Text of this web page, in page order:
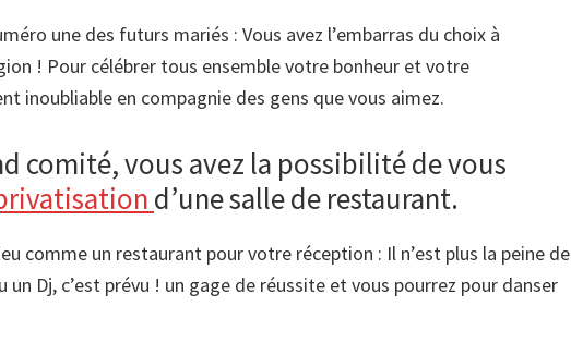
une des futurs mariés : Vous avez l’embarras du choix à
! Pour célébrer tous ensemble votre bonheur et votre
inoubliable en compagnie des gens que vous aimez.
comité, vous avez la possibilité de vous
d’une salle de restaurant.
comme un restaurant pour votre réception : Il n’est plus la peine de
Dj, c’est prévu ! un gage de réussite et vous pourrez pour danser